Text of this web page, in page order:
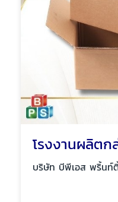
บริษัท บีพีเอส พริ้นท์